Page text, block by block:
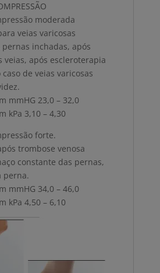
moderada
veias varicosas
inchadas, após
veias, após escleroterapia
de veias varicosas
mmHG 23,0 – 32,0
kPa 3,10 – 4,30
forte.
trombose venosa
constante das pernas,
perna.
mmHG 34,0 – 46,0
kPa 4,50 – 6,10